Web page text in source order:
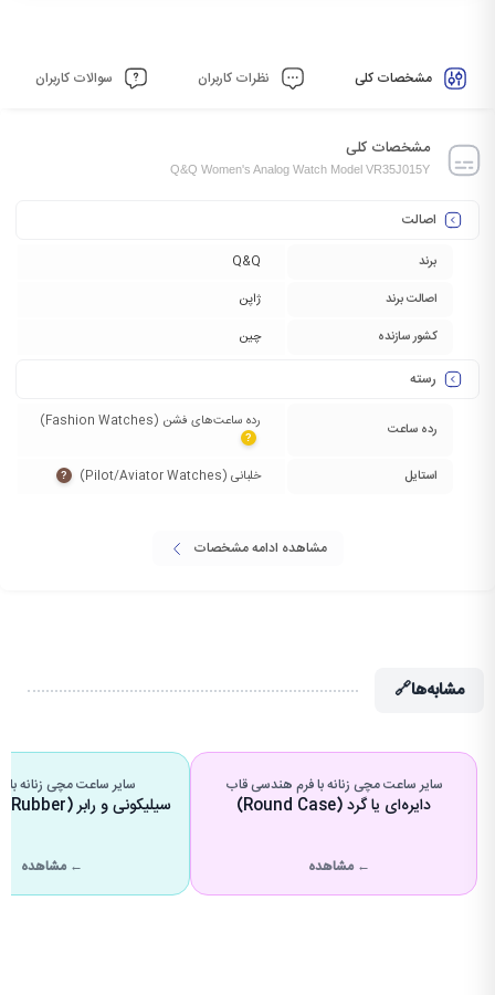
مشخصات کلی نظرات کاربران سوالات کاربران
مشخصات کلی
Q&Q Women's Analog Watch Model VR35J015Y
اصالت
برند
Q&Q
اصالت برند
ژاپن
کشور سازنده
چین
رسته
رده ساعت رده ساعت‌های فشن (Fashion Watches)‏
?
استایل خلبانی (Pilot/Aviator Watches)‏ ?
مشاهده ادامه مشخصات
مشابه‌ها🔗
سایر ساعت مچی زنانه با فرم هندسی قاب
دایره‌ای یا گرد (Round Case)
← مشاهده
سایر ساعت مچی زنانه
سیلیکونی و رابر (Silicone & Rubber)
← مشاهده